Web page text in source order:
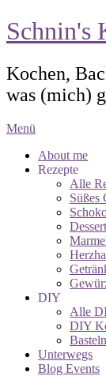
Schnin's
Kochen,
was (mich)
Menü
About me
Rezepte
Alle
Süßes
DIY
Alle
DIY
Basteln
Unterwegs
Blog Events